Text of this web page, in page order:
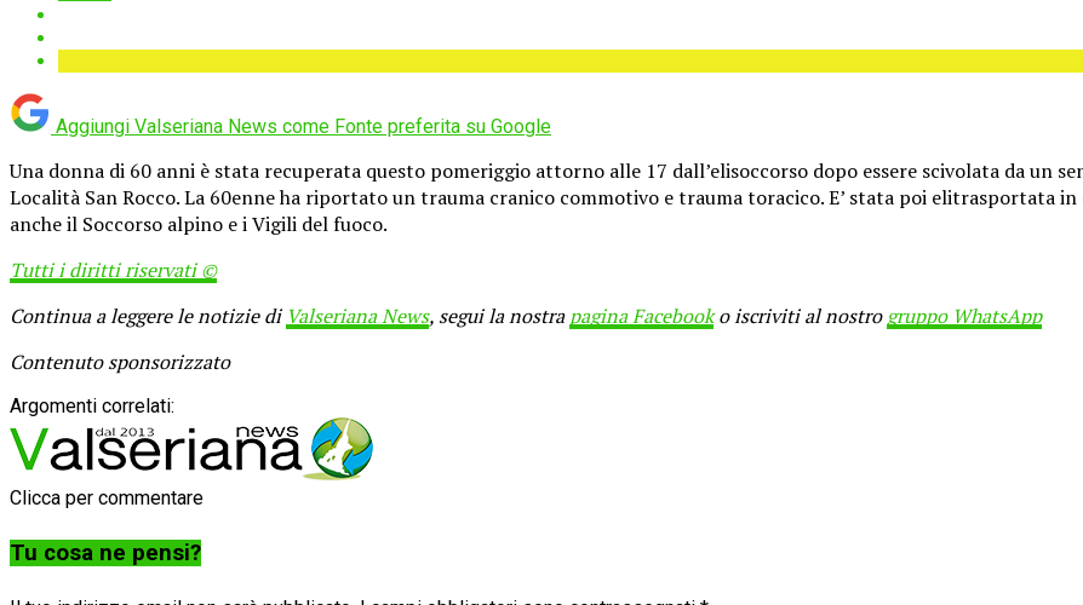
Aggiungi Valseriana News come Fonte preferita su Google
Una donna di 60 anni è stata recuperata questo pomeriggio attorno alle 17 dall’elisoccorso dopo essere scivolata da un
Località San Rocco. La 60enne ha riportato un trauma cranico commotivo e trauma toracico. E’ stata poi elitrasportata in
anche il Soccorso alpino e i Vigili del fuoco.
Tutti i diritti riservati ©
Continua a leggere le notizie di Valseriana News, segui la nostrapagina Facebooko iscriviti al nostrogruppo WhatsApp
Contenuto sponsorizzato
Argomenti correlati:
Clicca per commentare
Tu cosa ne pensi?